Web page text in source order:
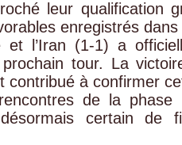
leur qualification
enregistrés
et l’Iran (1-1) a
tour. La
contribué à confirmer
de la
certain de